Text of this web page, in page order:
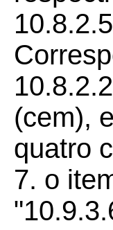
(cem),
quatro
7. o